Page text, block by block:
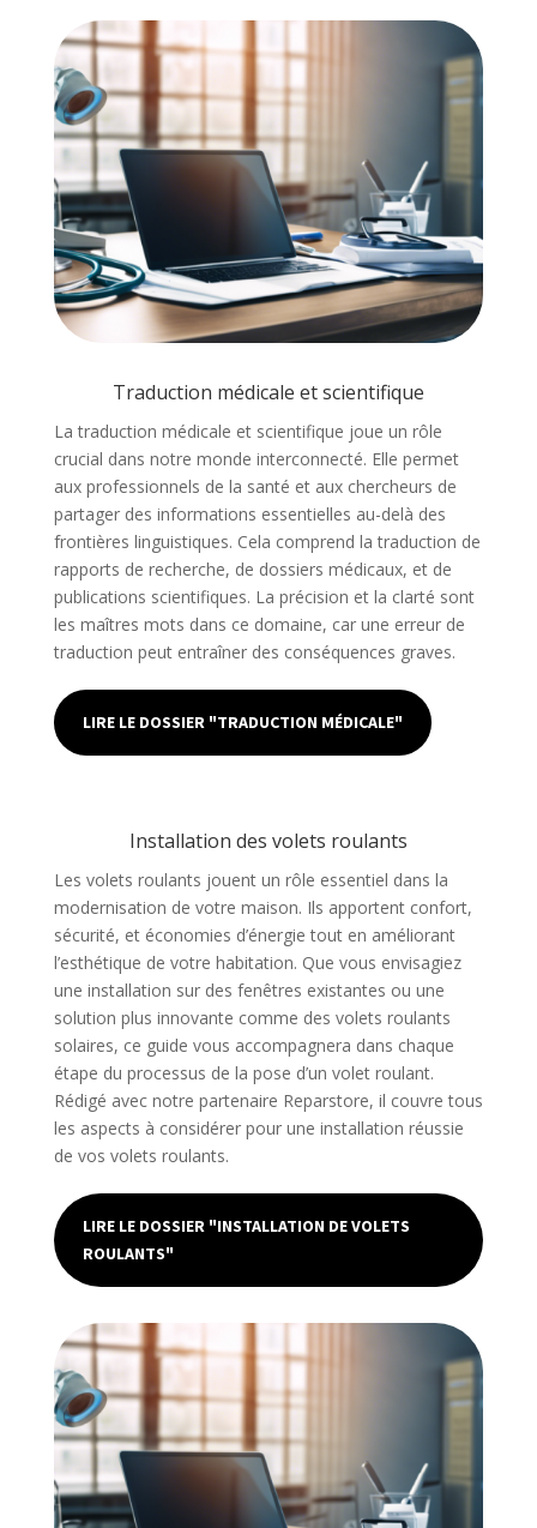
Traduction médicale et scientifique
La traduction médicale et scientifique joue un rôle
crucial dans notre monde interconnecté. Elle permet
aux professionnels de la santé et aux chercheurs de
partager des informations essentielles au-delà des
frontières linguistiques. Cela comprend la traduction de
rapports de recherche, de dossiers médicaux, et de
publications scientifiques. La précision et la clarté sont
les maîtres mots dans ce domaine, car une erreur de
traduction peut entraîner des conséquences graves.
LIRE LE DOSSIER "TRADUCTION MÉDICALE"
Installation des volets roulants
Les volets roulants jouent un rôle essentiel dans la
modernisation de votre maison. Ils apportent confort,
sécurité, et économies d’énergie tout en améliorant
l’esthétique de votre habitation. Que vous envisagiez
une installation sur des fenêtres existantes ou une
solution plus innovante comme des volets roulants
solaires, ce guide vous accompagnera dans chaque
étape du processus de la pose d’un volet roulant.
Rédigé avec notre partenaire Reparstore, il couvre tous
les aspects à considérer pour une installation réussie
de vos volets roulants.
LIRE LE DOSSIER "INSTALLATION DE VOLETS
ROULANTS"